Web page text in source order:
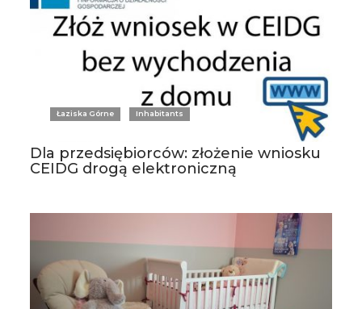
Łaziska Górne Inhabitants
Dla przedsiębiorców: złożenie wniosku
CEIDG drogą elektroniczną